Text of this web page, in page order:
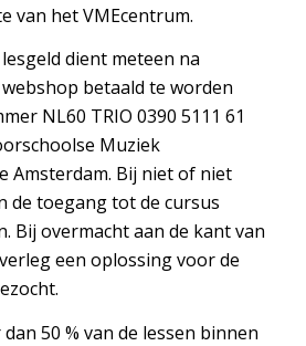
van het VMEcentrum.
dient meteen na
betaald te worden
NL60 TRIO 0390 5111 61
Muziek
Amsterdam. Bij niet of niet
de toegang tot de cursus
Bij overmacht aan de kant van
een oplossing voor de
50 % van de lessen binnen